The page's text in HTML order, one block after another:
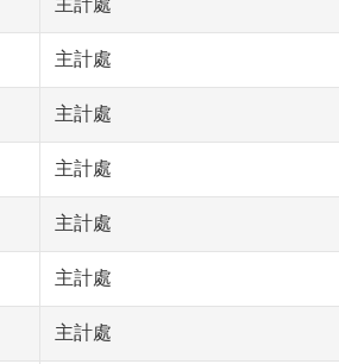
主計處
主計處
主計處
主計處
主計處
主計處
主計處